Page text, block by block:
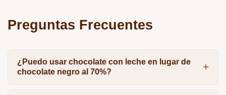
Preguntas Frecuentes
¿Puedo usar chocolate con leche en lugar de
chocolate negro al 70%?